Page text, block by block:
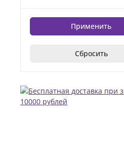
Применить
Сбросить